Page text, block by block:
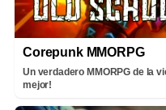
Corepunk MMORPG
Un verdadero MMORPG de la
mejor!